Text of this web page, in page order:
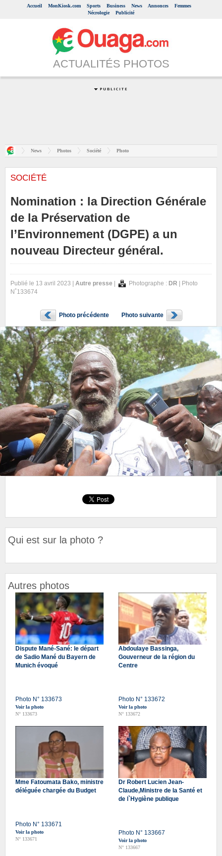
Accueil MonKiosk.com Sports Business News Annonces
Femmes
Nécrologie
Publicité
ACTUALITÉS PHOTOS
News Photos Société Photo
SOCIÉTÉ
Nomination : la Direction Générale
de la Préservation de
l’Environnement (DGPE) a un
nouveau Directeur général.
Publié le 13 avril 2023 | Autre presse Photographe : DR | Photo
N˚133674
Photo précédente Photo suivante
Qui est sur la photo ?
Autres photos
Dispute Mané-Sané: le départ
de Sadio Mané du Bayern de
Munich évoqué
Photo N° 133673
Voir la photo
N° 133673
Abdoulaye Bassinga,
Gouverneur de la région du
Centre
Photo N° 133672
Voir la photo
N° 133672
Mme Fatoumata Bako, ministre
déléguée chargée du Budget
Photo N° 133671
Voir la photo
N° 133671
Dr Robert Lucien Jean-
Claude,Ministre de la Santé et
de l`Hygiène publique
Photo N° 133667
Voir la photo
N° 133667